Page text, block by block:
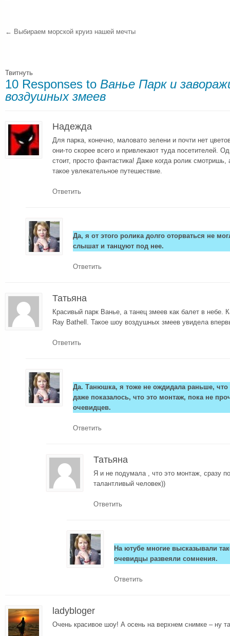
← Выбираем морской круиз нашей мечты
Твитнуть
10 Responses to Ванье Парк и
воздушных змеев
Надежда
Для парка, конечно, маловато зелени и почти нет
они-то скорее всего и привлекают туда посетителей.
стоит, просто фантастика! Даже когда ролик
такое увлекательное путешествие.
Ответить
Да, я от этого ролика долго оторваться не
слышат и танцуют под нее.
Ответить
Татьяна
Красивый парк Ванье, а танец змеев как балет в небе.
Ray Bathell. Такое шоу воздушных змеев увидела
Ответить
Да. Танюшка, я тоже не ождидала раньше, что
даже показалось, что это монтаж, пока не
очевидцев.
Ответить
Татьяна
Я и не подумала , что это монтаж, сразу
талантливый человек))
Ответить
На ютубе многие высказывали
очевидцы развеяли сомнения.
Ответить
ladybloger
Очень красивое шоу! А осень на верхнем снимке – ну